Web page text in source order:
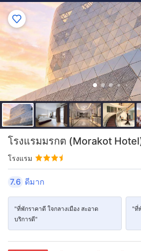
โรงแรมมรกต (Morakot
โรงแรม
7.6 ดีมาก
"ที่พักราคาดี ใจกลางเมือง สะอาด
บริการดี"
"ที่